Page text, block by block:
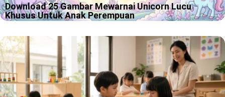
Download 25 Gambar Mewarnai Unicorn Lucu
Khusus Untuk Anak Perempuan
langsung terdengar saat anak melihat gambar unicorn dengan
surai, bintang, dan pelangi. Unicorn memang punya daya tarik
yang sulit ditolak, terutama…